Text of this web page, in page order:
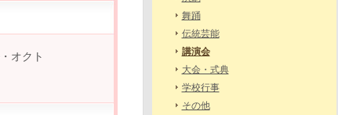
オクト
舞踊
伝統芸能
講演会
大会・式典
学校行事
その他